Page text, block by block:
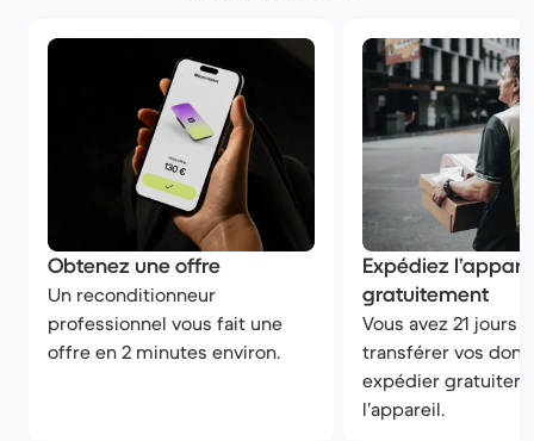
Obtenez une offre
Un reconditionneur
professionnel vous fait une
offre en 2 minutes environ.
Expédiez
gratuitement
Vous avez 21 jours
transférer vos
expédier
l’appareil.